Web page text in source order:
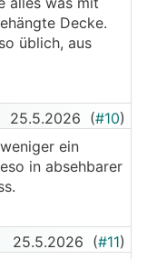
Decke.
üblich, aus
25.5.2026 (#10)
ein
in absehbarer
25.5.2026 (#11)